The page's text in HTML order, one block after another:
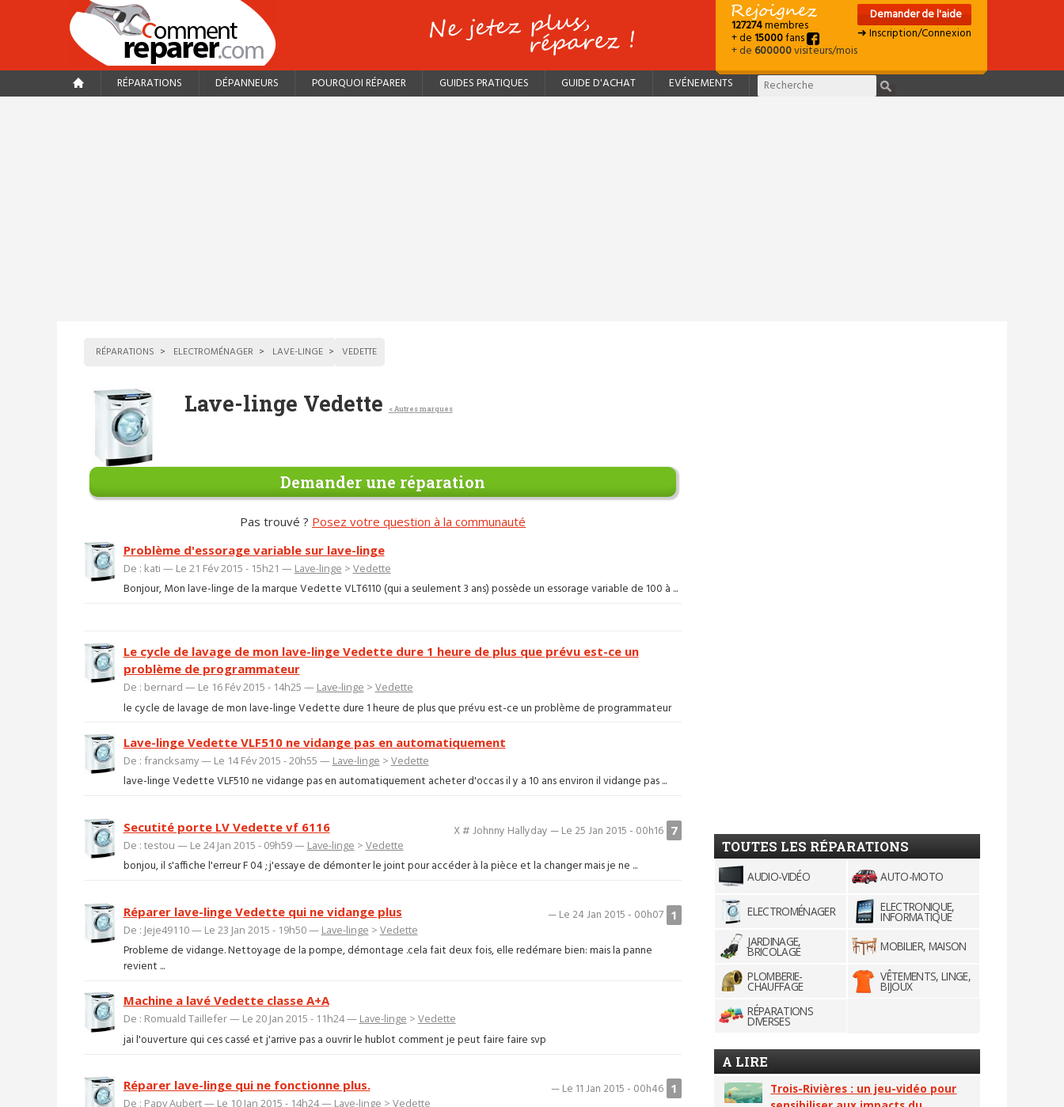
127274membres
+ de15000fans
+ de600000visiteurs/mois
Demander de l'aide
➜ Inscription/Connexion
RÉPARATIONS DÉPANNEURS POURQUOI RÉPARER GUIDES PRATIQUES GUIDE D'ACHAT EVÉNEMENTS
RÉPARATIONS ELECTROMÉNAGER LAVE-LINGE VEDETTE
Lave-linge Vedette < Autres marques
Demander une réparation
Pas trouvé ? Posez votre question à la communauté
Problème d'essorage variable sur lave-linge
De : kati — Le 21 Fév 2015 - 15h21 — Lave-linge > Vedette
Bonjour, Mon lave-linge de la marque Vedette VLT6110 (qui a seulement 3 ans) possède un essorage variable de 100 à ...
Le cycle de lavage de mon lave-linge Vedette dure 1 heure de plus que prévu est-ce un
problème de programmateur
De : bernard — Le 16 Fév 2015 - 14h25 — Lave-linge > Vedette
le cycle de lavage de mon lave-linge Vedette dure 1 heure de plus que prévu est-ce un problème de programmateur
Lave-linge Vedette VLF510 ne vidange pas en automatiquement
De : francksamy — Le 14 Fév 2015 - 20h55 — Lave-linge > Vedette
lave-linge Vedette VLF510 ne vidange pas en automatiquement acheter d'occas il y a 10 ans environ il vidange pas ...
7
X # Johnny Hallyday — Le 25 Jan 2015 - 00h16
Secutité porte LV Vedette vf 6116
De : testou — Le 24 Jan 2015 - 09h59 — Lave-linge > Vedette
bonjou, il s'affiche l'erreur F 04 ; j'essaye de démonter le joint pour accéder à la pièce et la changer mais je ne ...
1
— Le 24 Jan 2015 - 00h07
Réparer lave-linge Vedette qui ne vidange plus
De : Jeje49110 — Le 23 Jan 2015 - 19h50 — Lave-linge > Vedette
Probleme de vidange. Nettoyage de la pompe, démontage .cela fait deux fois, elle redémare bien: mais la panne
revient ...
Machine a lavé Vedette classe A+A
De : Romuald Taillefer — Le 20 Jan 2015 - 11h24 — Lave-linge > Vedette
jai l'ouverture qui ces cassé et j'arrive pas a ouvrir le hublot comment je peut faire faire svp
1
— Le 11 Jan 2015 - 00h46
Réparer lave-linge qui ne fonctionne plus.
De : Papy Aubert — Le 10 Jan 2015 - 14h24 — Lave-linge > Vedette
TOUTES LES RÉPARATIONS
AUDIO-VIDÉO AUTO-MOTO
ELECTROMÉNAGER ELECTRONIQUE,
INFORMATIQUE
JARDINAGE,
BRICOLAGE
MOBILIER, MAISON
PLOMBERIE-
CHAUFFAGE
VÊTEMENTS, LINGE,
BIJOUX
RÉPARATIONS
DIVERSES
A LIRE
Trois-Rivières : un jeu-vidéo pour